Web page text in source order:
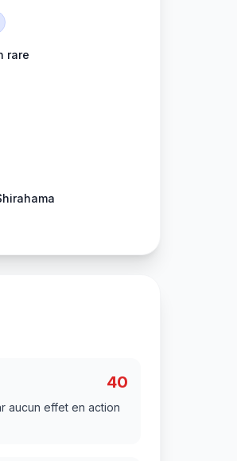
rare
40
aucun effet en action